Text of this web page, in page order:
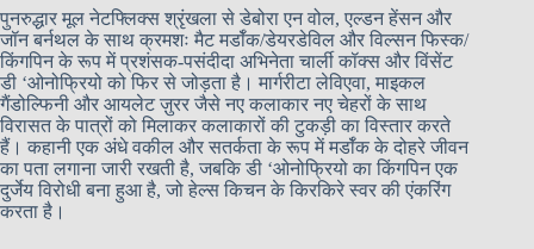
पुनरुद्धार मूल नेटफ्लिक्स श्रृंखला से डेबोरा एन वोल, एल्डन हेंसन और
जॉन बर्नथल के साथ क्रमशः मैट मर्डॉक/डेयरडेविल और विल्सन फिस्क/
किंगपिन के रूप में प्रशंसक-पसंदीदा अभिनेता चार्ली कॉक्स और विंसेंट
डी ‘ओनोफ्रियो को फिर से जोड़ता है। मार्गरीटा लेविएवा, माइकल
गैंडोल्फिनी और आयलेट ज़ुरर जैसे नए कलाकार नए चेहरों के साथ
विरासत के पात्रों को मिलाकर कलाकारों की टुकड़ी का विस्तार करते
हैं। कहानी एक अंधे वकील और सतर्कता के रूप में मर्डॉक के दोहरे जीवन
का पता लगाना जारी रखती है, जबकि डी ‘ओनोफ्रियो का किंगपिन एक
दुर्जेय विरोधी बना हुआ है, जो हेल्स किचन के किरकिरे स्वर की एंकरिंग
करता है।